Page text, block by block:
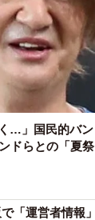
…」国民的バ
らとの「夏祭
「運営者情報